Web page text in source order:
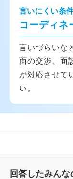
言いにくい条
コーディネ
言いづらいな
面の交渉、面
が対応させて
い。
回答したみん